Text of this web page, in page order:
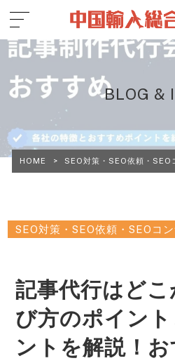
BLOG &
HOME > SEO対策・SEO依頼・SEO
SEO対策・SEO依頼・SEOコ
記事代行はど
び方のポイン
ントを解説！